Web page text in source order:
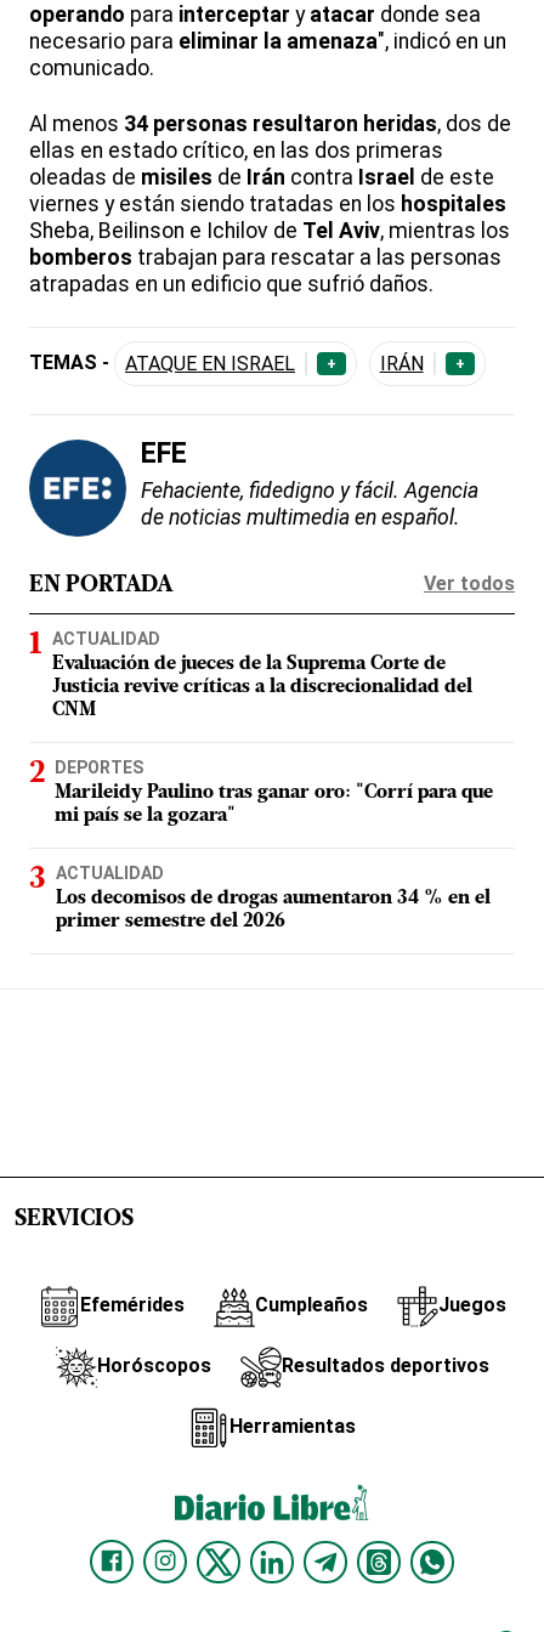
operando para interceptar y atacar donde sea
necesario para eliminar la amenaza", indicó en un
comunicado.
Al menos 34 personas resultaron heridas, dos de
ellas en estado crítico, en las dos primeras
oleadas de misiles de Irán contra Israel de este
viernes y están siendo tratadas en los hospitales
Sheba, Beilinson e Ichilov de Tel Aviv, mientras los
bomberos trabajan para rescatar a las personas
atrapadas en un edificio que sufrió daños.
TEMAS - ATAQUE EN ISRAEL + IRÁN +
EFE
Fehaciente, fidedigno y fácil. Agencia
de noticias multimedia en español.
EN PORTADA Ver todos
ACTUALIDAD
Evaluación de jueces de la Suprema Corte de
Justicia revive críticas a la discrecionalidad del
CNM
DEPORTES
Marileidy Paulino tras ganar oro: "Corrí para que
mi país se la gozara"
ACTUALIDAD
Los decomisos de drogas aumentaron 34 % en el
primer semestre del 2026
SERVICIOS
Efemérides Cumpleaños Juegos
Horóscopos Resultados deportivos
Herramientas